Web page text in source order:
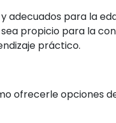
adecuados para la
propicio para la
práctico.
ofrecerle opciones